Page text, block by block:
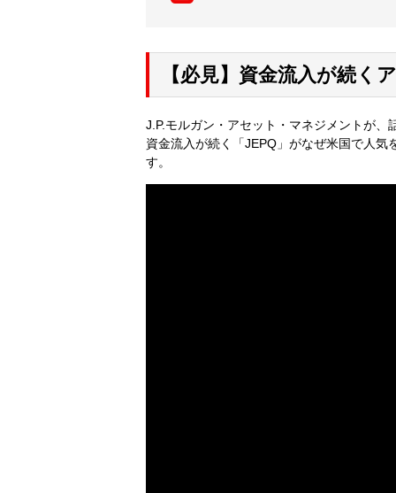
【必見】資金流入が続く
J.P.モルガン・アセット・マネジメントが
資金流入が続く「JEPQ」がなぜ米国で人
す。